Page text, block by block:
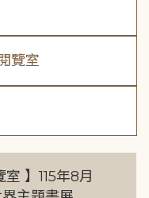
覽室
】115年8月